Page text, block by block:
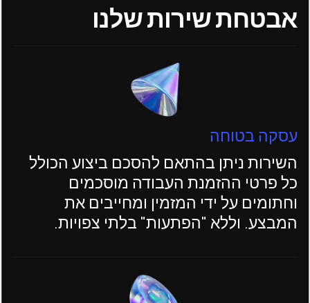
אבטחת שירות שלנו
עסקה בטוחה
השירות ניתן בהתאם להסכם ביצוע הכולל
כל פרטי ההזמנת העבודה מוסכמים
וחתומים על ידי המזמין ומחייבים את
המבצע. וללא "הפתעות" בלתי צפויות.